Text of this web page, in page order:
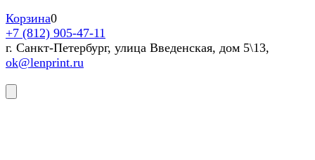
Корзина0
+7 (812) 905-47-11
г. Санкт-Петербург, улица Введенская, дом 5\13,
ok@lenprint.ru